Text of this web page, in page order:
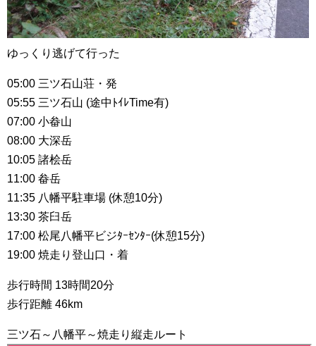
ゆっくり逃げて行った
05:00 三ツ石山荘・発
05:55 三ツ石山 (途中ﾄｲﾚTime有)
07:00 小畚山
08:00 大深岳
10:05 諸桧岳
11:00 畚岳
11:35 八幡平駐車場 (休憩10分)
13:30 茶臼岳
17:00 松尾八幡平ビジﾀｰｾﾝﾀｰ(休憩15分)
19:00 焼走り登山口・着
歩行時間 13時間20分
歩行距離 46km
三ツ石～八幡平～焼走り縦走ルート